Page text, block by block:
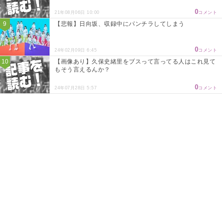
21年08月06日 10:00 0コメント
【悲報】日向坂、収録中にパンチラしてしまう
24年02月09日 6:45 0コメント
【画像あり】久保史緒里をブスって言ってる人はこれ見て
もそう言えるんか？
24年07月28日 5:57 0コメント